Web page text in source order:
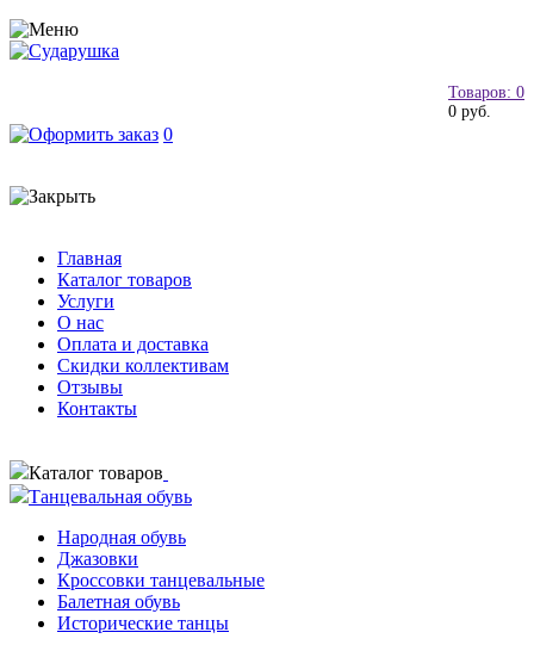
Товаров: 0
0 руб.
0
Главная
Каталог товаров
Услуги
О нас
Оплата и доставка
Скидки коллективам
Отзывы
Контакты
Каталог товаров
Танцевальная обувь
Народная обувь
Джазовки
Кроссовки танцевальные
Балетная обувь
Исторические танцы